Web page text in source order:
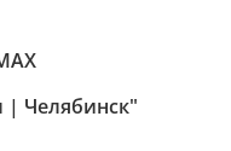
Челябинск"